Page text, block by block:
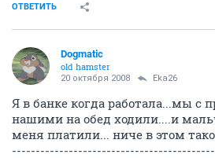
ОТВЕТИТЬ
Dogmatic
old hamster
20 октября 2008 Eka26
Я в банке когда работала...мы с
нашими на обед ходили....и
меня платили... ниче в этом